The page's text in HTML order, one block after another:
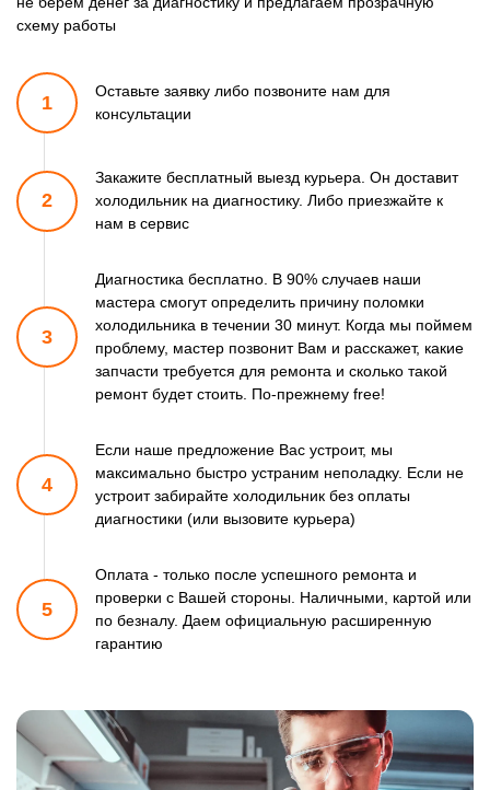
схему работы
1
Оставьте заявку либо позвоните нам для
консультации
2
Закажите бесплатный выезд курьера. Он доставит
холодильник на диагностику. Либо приезжайте к
нам в сервис
3
Диагностика бесплатно. В 90% случаев наши
мастера смогутопределить причину поломки
холодильника в течении 30 минут. Когда мы поймем
проблему, мастер позвонит Вам и расскажет, какие
запчасти требуется для ремонта и сколько такой
ремонтбудет стоить. По-прежнему free!
4
Если наше предложение Вас устроит, мы
максимально быстро устраним неполадку. Если не
устроит забирайте холодильник без оплаты
диагностики (или вызовите курьера)
5
Оплата - только после успешного ремонта и
проверки с Вашей стороны. Наличными, картой или
по безналу. Даем официальную расширенную
гарантию